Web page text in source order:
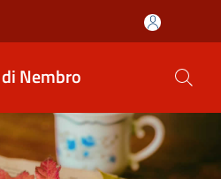
Nembro